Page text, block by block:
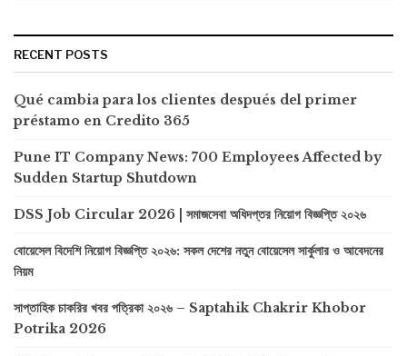
RECENT POSTS
Qué cambia para los clientes después del primer
préstamo en Credito 365
Pune IT Company News: 700 Employees Affected by
Sudden Startup Shutdown
DSS Job Circular 2026 | সমাজসেবা অধিদপ্তর নিয়োগ বিজ্ঞপ্তি ২০২৬
বোয়েসেল বিদেশি নিয়োগ বিজ্ঞপ্তি ২০২৬: সকল দেশের নতুন বোয়েসেল সার্কুলার ও আবেদনের
নিয়ম
সাপ্তাহিক চাকরির খবর পত্রিকা ২০২৬ – Saptahik Chakrir Khobor
Potrika 2026